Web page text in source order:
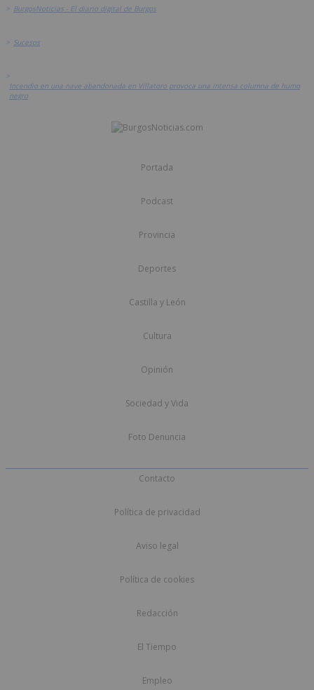
> BurgosNoticias - El diario digital de Burgos
> Sucesos
>
Incendio en una nave abandonada en Villatoro provoca una intensa columna de humo
negro
Portada
Podcast
Provincia
Deportes
Castilla y León
Cultura
Opinión
Sociedad y Vida
Foto Denuncia
Contacto
Política de privacidad
Aviso legal
Política de cookies
Redacción
El Tiempo
Empleo